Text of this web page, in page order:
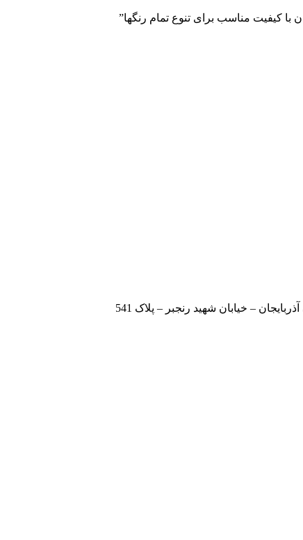
کیفیت مناسب برای تنوع تمام رنگها”
– خیابان شهید رنجبر – پلاک 541